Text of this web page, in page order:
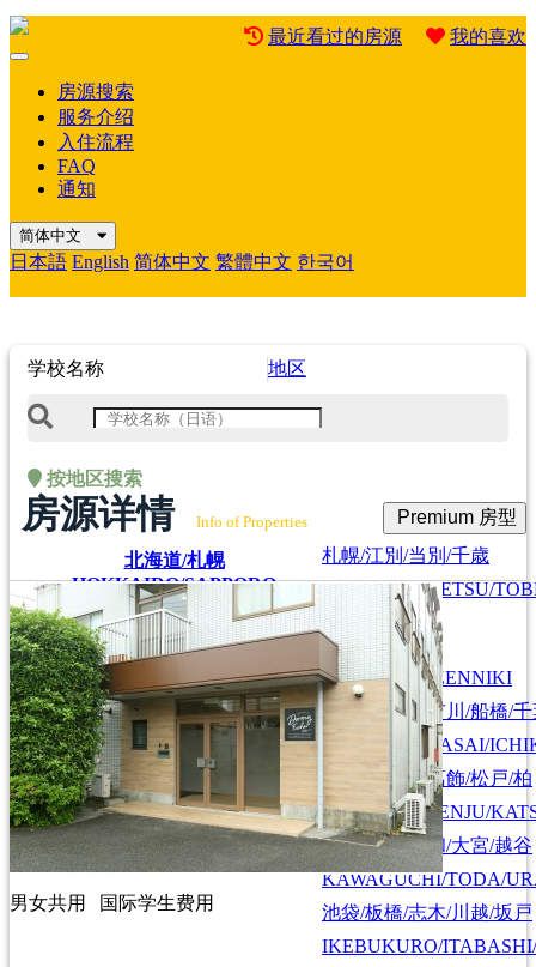
最近看过的房源 我的喜欢
Mobile
房源搜索
服务介绍
入住流程
FAQ
通知
简体中文
日本語 English 简体中文 繁體中文 한국어
学校名称 地区
按地区搜索
北海道/札幌
HOKKAIDO/SAPPORO
札幌/江別/当別/千歳
SAPPORO/EBETSU/
首都圏全域
SHUTOKEN ZENNIKI
江戸川/葛西/市川/船橋/千
EDOGAWA/KASAI/
上野/北千住/葛飾/松戸/柏
UENO/KITASENJU/
川口/戸田/浦和/大宮/越谷
KAWAGUCHI/TODA/
池袋/板橋/志木/川越/坂戸
IKEBUKURO/
房源详情 Info of Properties Premium 房型
男女共用 国际学生费用